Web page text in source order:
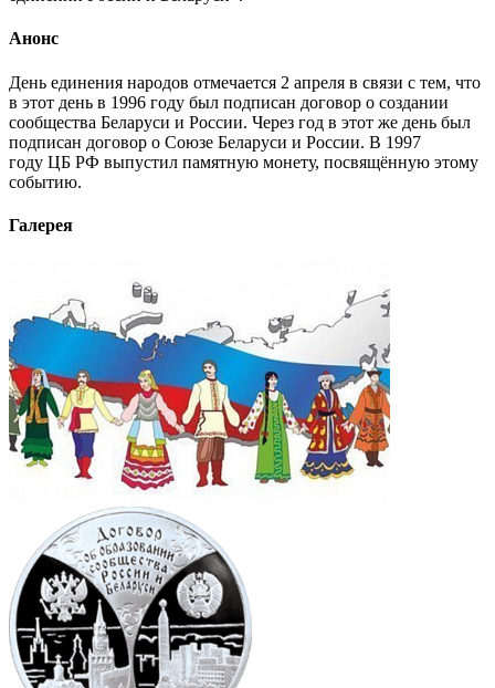
Анонс
День единения народов отмечается 2 апреля в связи с тем, что
в этот день в 1996 году был подписан договор о создании
сообщества Беларуси и России. Через год в этот же день был
подписан договор о Союзе Беларуси и России. В 1997
году ЦБ РФ выпустил памятную монету, посвящённую этому
событию.
Галерея